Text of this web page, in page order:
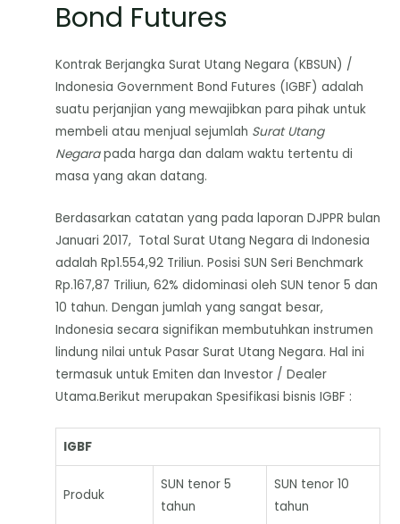
Bond Futures
Kontrak Berjangka Surat Utang Negara (KBSUN) /
Indonesia Government Bond Futures (IGBF) adalah
suatu perjanjian yang mewajibkan para pihak untuk
membeli atau menjual sejumlah Surat Utang
Negarapada harga dan dalam waktu tertentu di
masa yang akan datang.
Berdasarkan catatan yang pada laporan DJPPR bulan
Januari 2017, Total Surat Utang Negara di Indonesia
adalah Rp1.554,92 Triliun. Posisi SUN Seri Benchmark
Rp.167,87 Triliun, 62% didominasi oleh SUN tenor 5 dan
10 tahun. Dengan jumlah yang sangat besar,
Indonesia secara signifikan membutuhkan instrumen
lindung nilai untuk Pasar Surat Utang Negara. Hal ini
termasuk untuk Emiten dan Investor / Dealer
Utama.Berikut merupakan Spesifikasi bisnis IGBF :
IGBF
Produk
SUN tenor 5
tahun
SUN tenor 10
tahun